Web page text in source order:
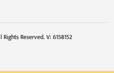
Reserved. V: 6158152